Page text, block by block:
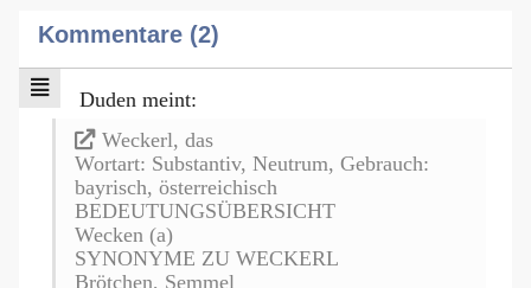
Kommentare (2)
Duden meint:
Weckerl, das
Wortart: Substantiv, Neutrum, Gebrauch:
bayrisch, österreichisch
BEDEUTUNGSÜBERSICHT
Wecken (a)
SYNONYME ZU WECKERL
Brötchen, Semmel